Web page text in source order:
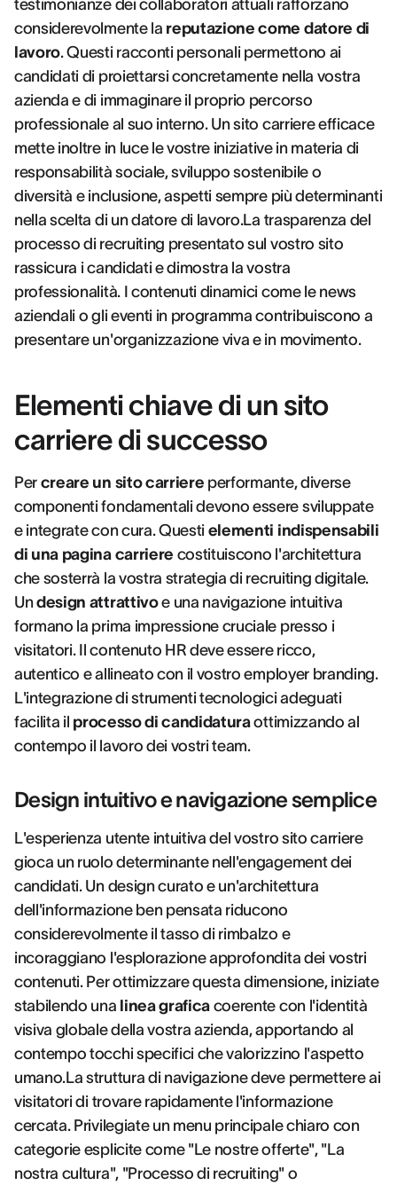
testimonianze dei collaboratori attuali rafforzano
considerevolmente la reputazione come datore di
lavoro. Questi racconti personali permettono ai
candidati di proiettarsi concretamente nella vostra
azienda e di immaginare il proprio percorso
professionale al suo interno. Un sito carriere efficace
mette inoltre in luce le vostre iniziative in materia di
responsabilità sociale, sviluppo sostenibile o
diversità e inclusione, aspetti sempre più determinanti
nella scelta di un datore di lavoro.La trasparenza del
processo di recruiting presentato sul vostro sito
rassicura i candidati e dimostra la vostra
professionalità. I contenuti dinamici come le news
aziendali o gli eventi in programma contribuiscono a
presentare un'organizzazione viva e in movimento.
Elementi chiave di un sito
carriere di successo
Per creare un sito carriere performante, diverse
componenti fondamentali devono essere sviluppate
e integrate con cura. Questi elementi indispensabili
di una pagina carriere costituiscono l'architettura
che sosterrà la vostra strategia di recruiting digitale.
Undesign attrattivoe una navigazione intuitiva
formano la prima impressione cruciale presso i
visitatori. Il contenuto HR deve essere ricco,
autentico e allineato con il vostro employer branding.
L'integrazione di strumenti tecnologici adeguati
facilita il processo di candidaturaottimizzando al
contempo il lavoro dei vostri team.
Design intuitivo e navigazione semplice
L'esperienza utente intuitiva del vostro sito carriere
gioca un ruolo determinante nell'engagement dei
candidati. Un design curato e un'architettura
dell'informazione ben pensata riducono
considerevolmente il tasso di rimbalzo e
incoraggiano l'esplorazione approfondita dei vostri
contenuti. Per ottimizzare questa dimensione, iniziate
stabilendo una linea grafica coerente con l'identità
visiva globale della vostra azienda, apportando al
contempo tocchi specifici che valorizzino l'aspetto
umano.La struttura di navigazione deve permettere ai
visitatori di trovare rapidamente l'informazione
cercata. Privilegiate un menu principale chiaro con
categorie esplicite come "Le nostre offerte", "La
nostra cultura", "Processo di recruiting" o